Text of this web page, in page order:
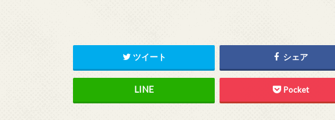
ツイート シェア
Pocket